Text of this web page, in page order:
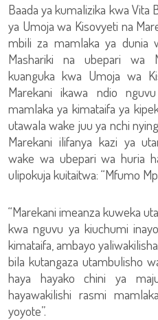
Baada ya kumalizika kwa Vita
ya Umoja wa Kisovyeti na
mbili za mamlaka ya dunia
Mashariki na ubepari wa
kuanguka kwa Umoja wa
Marekani ikawa ndio
mamlaka ya kimataifa ya
utawala wake juu ya nchi
Marekani ilifanya kazi ya
wake wa ubepari wa huria
ulipokuja kuitaitwa: “Mfumo
“Marekani imeanza kuweka
kwa nguvu ya kiuchumi
kimataifa, ambayo
bila kutangaza utambulisho
haya hayako chini ya
hayawakilishi rasmi
yoyote”.